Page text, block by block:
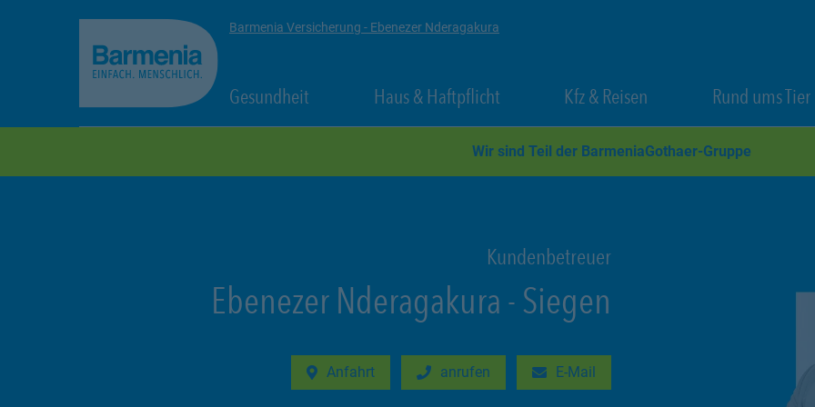
Barmenia Versicherung - Ebenezer Nderagakura
Gesundheit Link Opens in New Tab
Haus & HaftpflichtLink Opens in New Tab
Kfz & Reisen Link Opens in New Tab
Rund ums Tier
Wir sind Teil der BarmeniaGothaer-Gruppe
Kundenbetreuer
Ebenezer Nderagakura - Siegen
Anfahrt
Link Opens in New Tabanrufen E-Mail
Link Opens in New Tab